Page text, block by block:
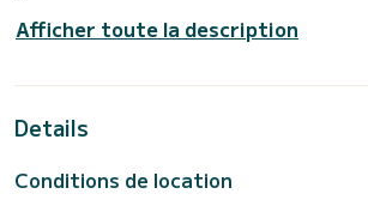
capacité de 12 passagers. Avec une
mètres et 80 chevaux, il sera votre
Pilote automatique, Moteur hors-bord,
Afficher toute la description
Details
Conditions de location